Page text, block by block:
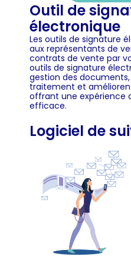
Outil de
électronique
Les outils de signature
aux représentants de
contrats de vente par
outils de signature
gestion des
traitement et
offrant une expérience
efficace.
Logiciel de